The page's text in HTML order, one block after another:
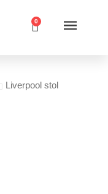
0
Liverpool stol